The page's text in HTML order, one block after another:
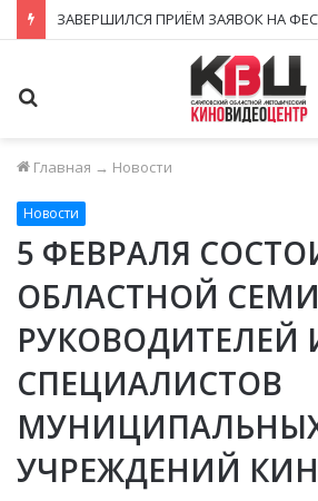
Главная → Новости
Новости
5 ФЕВРАЛЯ
ОБЛАСТНОЙ
РУКОВОДИТЕЛЕЙ
СПЕЦИАЛИСТОВ
УЧРЕЖДЕНИЙ